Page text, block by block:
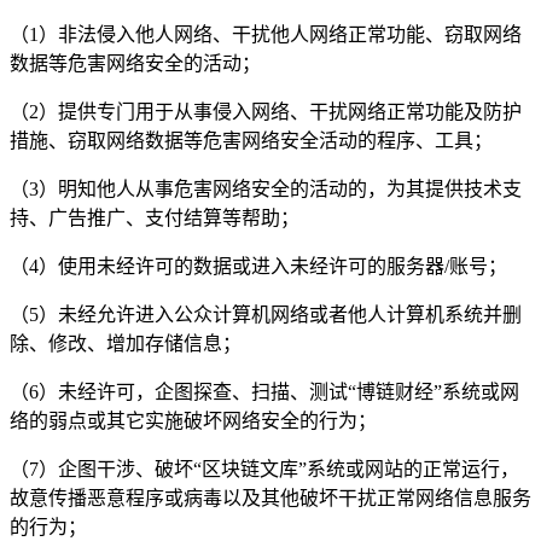
（1）非法侵入他人网络、干扰他人网络正常功能、窃取网络
数据等危害网络安全的活动；
（2）提供专门用于从事侵入网络、干扰网络正常功能及防护
措施、窃取网络数据等危害网络安全活动的程序、工具；
（3）明知他人从事危害网络安全的活动的，为其提供技术支
持、广告推广、支付结算等帮助；
（4）使用未经许可的数据或进入未经许可的服务器/账号；
（5）未经允许进入公众计算机网络或者他人计算机系统并删
除、修改、增加存储信息；
（6）未经许可，企图探查、扫描、测试“博链财经”系统或网
络的弱点或其它实施破坏网络安全的行为；
（7）企图干涉、破坏“区块链文库”系统或网站的正常运行，
故意传播恶意程序或病毒以及其他破坏干扰正常网络信息服务
的行为；